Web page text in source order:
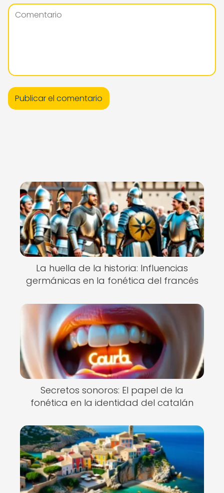
La huella de la historia: Influencias
germánicas en la fonética del francés
Secretos sonoros: El papel de la
fonética en la identidad del catalán